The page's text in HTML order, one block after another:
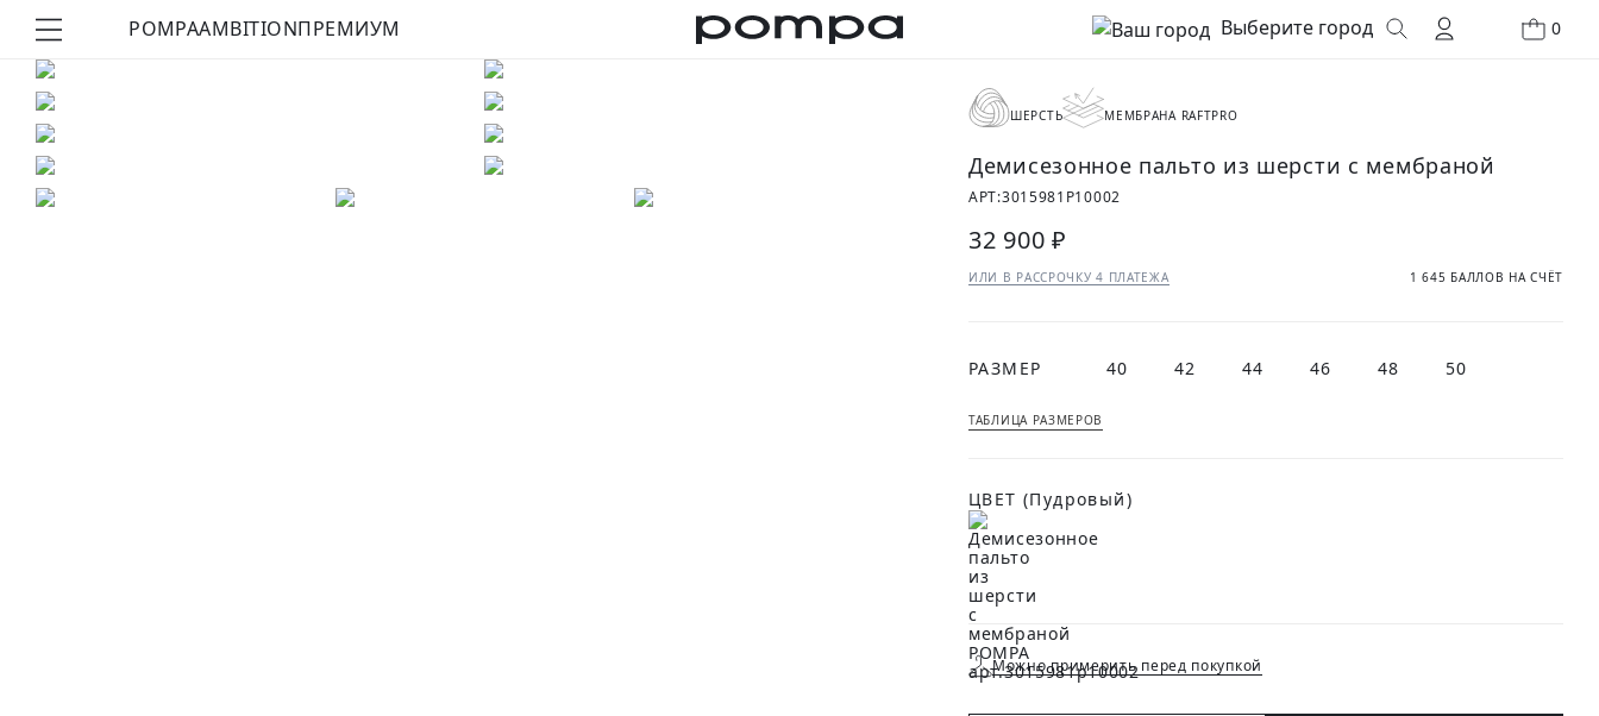
POMPAAMBITIONПРЕМИУМ Выберите город 0
ШЕРСТЬ МЕМБРАНА RAFTPRO
Демисезонное пальто из шерсти с мембраной
АРТ:3015981P10002
32 900 ₽
ИЛИ В РАССРОЧКУ 4 ПЛАТЕЖА 1 645 БАЛЛОВ НА СЧЁТ
РАЗМЕР 40 42 44 46 48 50
ТАБЛИЦА РАЗМЕРОВ
ЦВЕТ (Пудровый)
Можно примерить перед покупкой